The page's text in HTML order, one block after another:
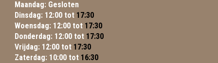
Maandag: Gesloten
Dinsdag: 12:00 tot 17:30
Woensdag: 12:00 tot 17:30
Donderdag: 12:00 tot 17:30
Vrijdag: 12:00 tot 17:30
Zaterdag: 10:00 tot 16:30